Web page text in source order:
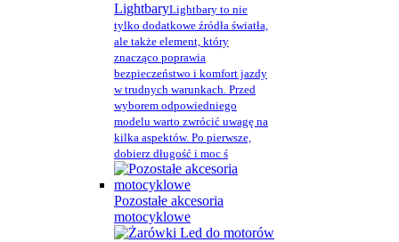
LightbaryLightbary to nie
tylko dodatkowe źródła światła,
ale także element, który
znacząco poprawia
bezpieczeństwo i komfort jazdy
w trudnych warunkach. Przed
wyborem odpowiedniego
modelu warto zwrócić uwagę na
kilka aspektów. Po pierwsze,
dobierz długość i moc ś
Pozostałe akcesoria
motocyklowe